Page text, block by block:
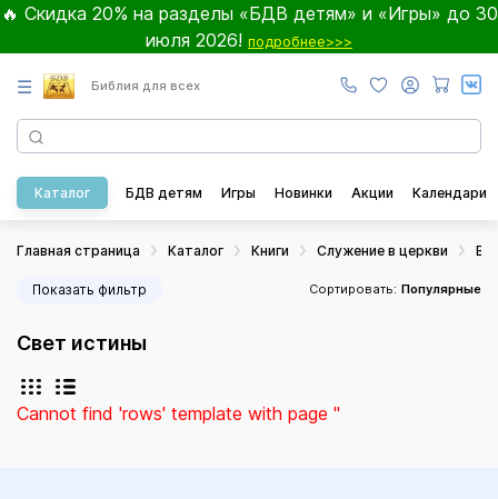
🔥 Скидка 20% на разделы «БДВ детям» и «Игры» до 30
июля 2026! подробнее>>>
☰ Библия для всех
Каталог БДВ детям Игры Новинки Акции Календари
Главная страница Каталог Книги Служение в церкви
Показать фильтр Сортировать: Популярные
Свет истины
Cannot find 'rows' template with page ''